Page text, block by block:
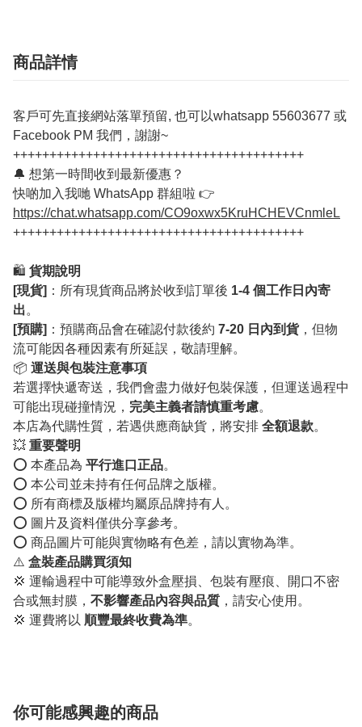
商品詳情
客戶可先直接網站落單預留, 也可以whatsapp 55603677 或
Facebook PM 我們，謝謝~
++++++++++++++++++++++++++++++++++++++++
🔔 想第一時間收到最新優惠？
快啲加入我哋 WhatsApp 群組啦 👉
https://chat.whatsapp.com/CO9oxwx5KruHCHEVCnmleL
++++++++++++++++++++++++++++++++++++++++
🛍️ 貨期說明
[現貨] ：所有現貨商品將於收到訂單後 1-4 個工作日內寄
出。
[預購] ：預購商品會在確認付款後約 7-20 日內到貨，但物
流可能因各種因素有所延誤，敬請理解。
📦 運送與包裝注意事項
若選擇快遞寄送，我們會盡力做好包裝保護，但運送過程中
可能出現碰撞情況， 完美主義者請慎重考慮。
本店為代購性質，若遇供應商缺貨，將安排 全額退款。
💥 重要聲明
⭕️ 本產品為 平行進口正品。
⭕️ 本公司並未持有任何品牌之版權。
⭕️ 所有商標及版權均屬原品牌持有人。
⭕️ 圖片及資料僅供分享參考。
⭕️ 商品圖片可能與實物略有色差，請以實物為準。
⚠️ 盒裝產品購買須知
💢 運輸過程中可能導致外盒壓損、包裝有壓痕、開口不密
合或無封膜， 不影響產品內容與品質 ，請安心使用。
💢 運費將以 順豐最終收費為準。
你可能感興趣的商品